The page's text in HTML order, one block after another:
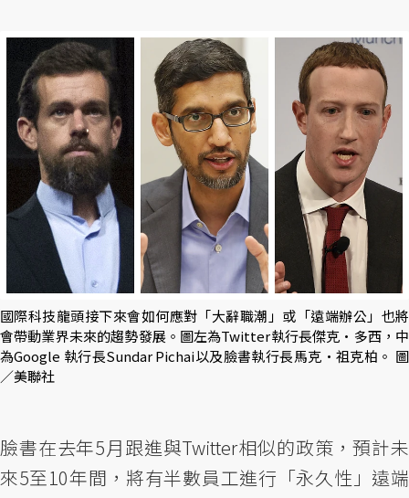
國際科技龍頭接下來會如何應對「大辭職潮」或「遠端辦公」也將
會帶動業界未來的趨勢發展。圖左為Twitter執行長傑克·多西，中
為Google 執行長Sundar Pichai以及臉書執行長馬克·祖克柏。 圖
／美聯社
臉書在去年5月跟進與Twitter相似的政策，預計未
來5至10年間，將有半數員工進行「永久性」遠端